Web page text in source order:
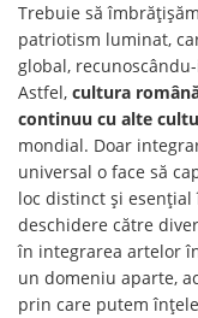
Trebuie să
patriotism luminat,
global,
Astfel, cultura
continuu cu alte
mondial. Doar
universal o face să
loc distinct și
deschidere către
în integrarea artelor
un domeniu aparte,
prin care putem